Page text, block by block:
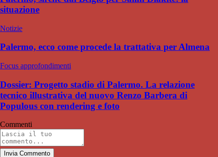
situazione
Notizie
Palermo, ecco come procede la trattativa per Almena
Focus approfondimenti
Dossier: Progetto stadio di Palermo. La relazione
tecnico illustrativa del nuovo Renzo Barbera di
Populous con rendering e foto
Commenti
Invia Commento